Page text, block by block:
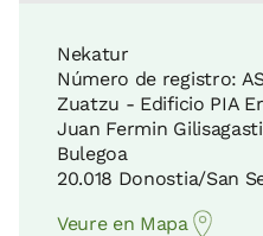
Nekatur
Número de registro:
Zuatzu - Edificio PIA
Juan Fermin
Bulegoa
20.018 Donostia/San
Veure en Mapa